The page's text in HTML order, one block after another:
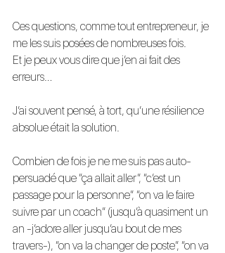
Ces questions, comme tout entrepreneur, je
me les suis posées de nombreuses fois.
Et je peux vous dire que j’en ai fait des
erreurs…
J’ai souvent pensé, à tort, qu’une résilience
absolue était la solution.
Combien de fois je ne me suis pas auto-
persuadé que “ça allait aller”, “c’est un
passage pour la personne”, “on va le faire
suivre par un coach” (jusqu’à quasiment un
an -j’adore aller jusqu’au bout de mes
travers-), “on va la changer de poste”, “on va